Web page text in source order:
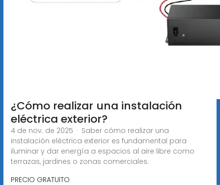
¿Cómo realizar una instalación
eléctrica exterior?
4 de nov. de 2025 · Saber cómo realizar una
instalación eléctrica exterior es fundamental para
iluminar y dar energía a espacios al aire libre como
terrazas, jardines o zonas comerciales.
PRECIO GRATUITO